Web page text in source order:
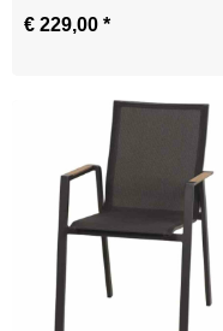
€ 229,00 *